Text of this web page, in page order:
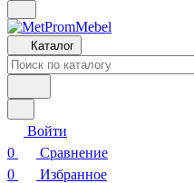
Каталог
Войти
0
Сравнение
0
Избранное